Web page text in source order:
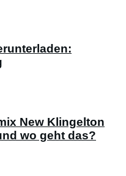
New Klingelton
wo geht das?